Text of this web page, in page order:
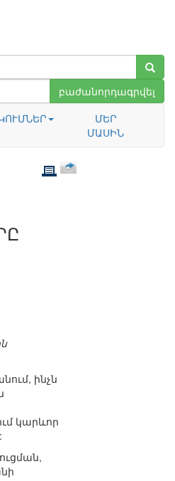
բաժանորդագրվել
ՄԵՐ
ՄԱՍԻՆ
ինչն
կարևոր